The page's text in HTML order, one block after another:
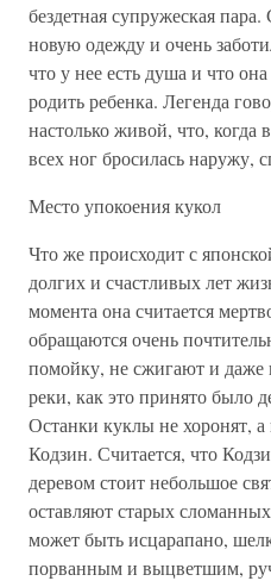
бездетная супружеская
новую одежду и очень
что у нее есть душа и что
родить ребенка. Легенда
настолько живой, что, когда
всех ног бросилась наружу,
Место упокоения кукол
Что же происходит с
долгих и счастливых лет
момента она считается
обращаются очень
помойку, не сжигают и
реки, как это принято было
Останки куклы не хоронят,
Кодзин. Считается, что
деревом стоит небольшое
оставляют старых
может быть исцарапано,
порванным и выцветшим,